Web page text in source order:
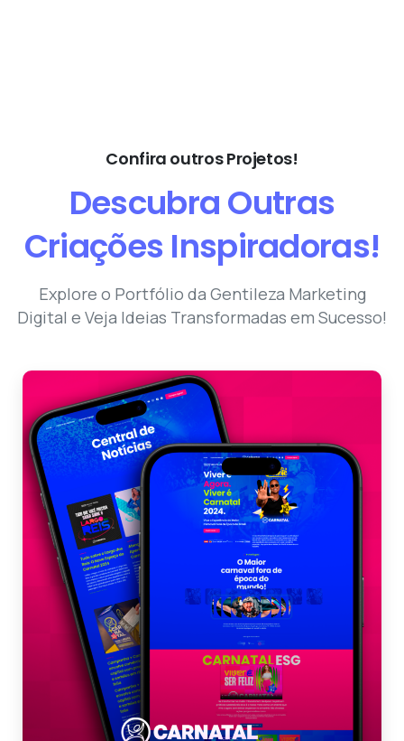
Confira outros Projetos!
DescubraOutras
Criações Inspiradoras!
Explore o Portfólio da Gentileza Marketing
Digital e Veja Ideias Transformadas em Sucesso!